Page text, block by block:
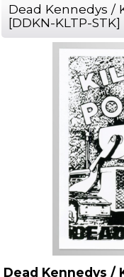
Dead Kennedys /
[DDKN-KLTP-STK]
Dead Kennedys /